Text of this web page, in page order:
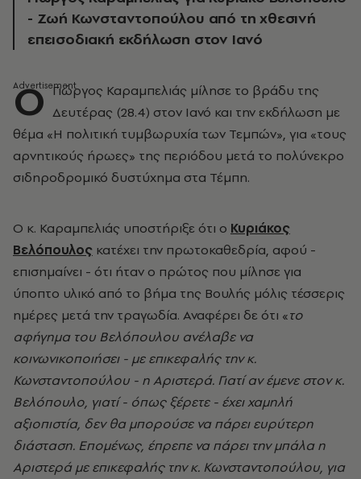
- Ζωή Κωνσταντοπούλου από τη χθεσινή
επεισοδιακή εκδήλωση στον Ιανό
Ο Γιώργος Καραμπελιάς μίλησε το βράδυ της
Δευτέρας (28.4) στον Ιανό και την εκδήλωση με
θέμα «Η πολιτική τυμβωρυχία των Τεμπών», για «τους
αρνητικούς ήρωες» της περιόδου μετά το πολύνεκρο
σιδηροδρομικό δυστύχημα στα Τέμπη.
Ο κ. Καραμπελιάς υποστήριξε ότι ο Κυριάκος
Βελόπουλος κατέχει την πρωτοκαθεδρία, αφού -
επισημαίνει - ότι ήταν ο πρώτος που μίλησε για
ύποπτο υλικό από το βήμα της Βουλής μόλις τέσσερις
ημέρες μετά την τραγωδία. Αναφέρει δε ότι «το
αφήγημα του Βελόπουλου ανέλαβε να
κοινωνικοποιήσει - με επικεφαλής την κ.
Κωνσταντοπούλου - η Αριστερά. Γιατί αν έμενε στον κ.
Βελόπουλο, γιατί - όπως ξέρετε - έχει χαμηλή
αξιοπιστία, δεν θα μπορούσε να πάρει ευρύτερη
διάσταση. Επομένως, έπρεπε να πάρει την μπάλα η
Αριστερά με επικεφαλής την κ. Κωνσταντοπούλου, για